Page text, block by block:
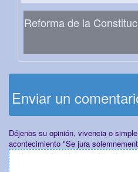
Reforma de la
Enviar un
Déjenos su opinión, vivencia o
acontecimiento "Se jura